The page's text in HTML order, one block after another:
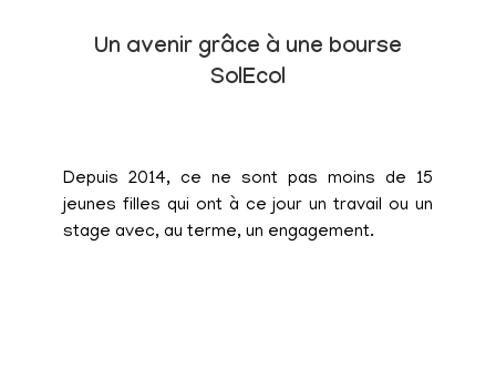
Un avenir grâce à une bourse
SolEcol
Depuis 2014, ce ne sont pas moins de 15
jeunes filles qui ont à ce jour un travail ou un
stage avec, au terme, un engagement.